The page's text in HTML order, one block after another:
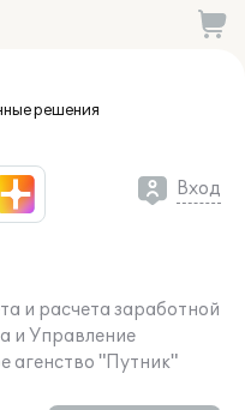
решения
Вход
и расчета заработной
и Управление
агенство "Путник"